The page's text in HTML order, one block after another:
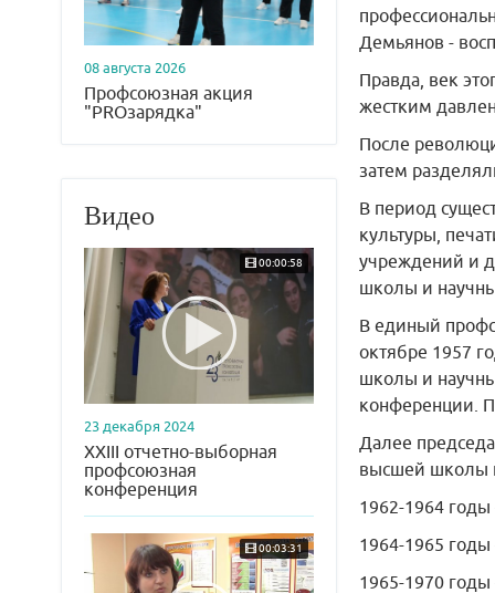
08 августа 2026
Профсоюзная акция
"PROзарядка"
Видео
00:00:58
23 декабря 2024
XXIII отчетно-выборная
профсоюзная
конференция
00:03:31
Демьянов -
Правда, век
жестким
После
затем
В период
культуры,
учреждений и
школы и
В единый
октябре 1957
школы и
конференции.
Далее
высшей школы
1962-1964
1964-1965
1965-1970 годы